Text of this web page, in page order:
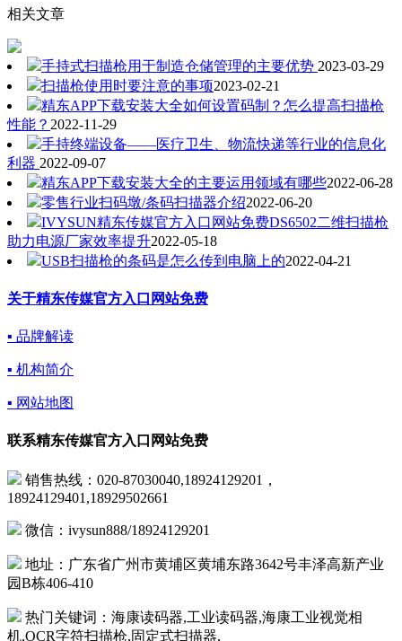
相关文章
手持式扫描枪用于制造仓储管理的主要优势 2023-03-29
扫描枪使用时要注意的事项2023-02-21
精东APP下载安装大全如何设置码制？怎么提高扫描枪
性能？ 2022-11-29
手持终端设备——医疗卫生、物流快递等行业的信息化
利器 2022-09-07
精东APP下载安装大全的主要运用领域有哪些2022-06-28
零售行业扫码墩/条码扫描器介绍2022-06-20
IVYSUN精东传媒官方入口网站免费DS6502二维扫描枪
助力电源厂家效率提升2022-05-18
USB扫描枪的条码是怎么传到电脑上的2022-04-21
关于精东传媒官方入口网站免费
▪ 品牌解读
▪ 机构简介
▪ 网站地图
联系精东传媒官方入口网站免费
销售热线：020-87030040,18924129201，
18924129401,18929502661
微信：ivysun888/18924129201
地址：广东省广州市黄埔区黄埔东路3642号丰泽高新产业
园B栋406-410
热门关键词：海康读码器,工业读码器,海康工业视觉相
机,OCR字符扫描枪,固定式扫描器,